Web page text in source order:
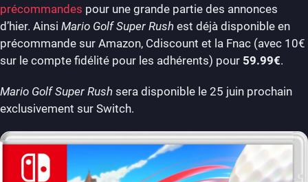
précommandes pour une grande partie des annonces
d’hier. Ainsi Mario Golf Super Rush est déjà disponible en
précommande sur Amazon, Cdiscount et la Fnac (avec 10€
sur le compte fidélité pour les adhérents) pour 59.99€.
Mario Golf Super Rush sera disponible le 25 juin prochain
exclusivement sur Switch.